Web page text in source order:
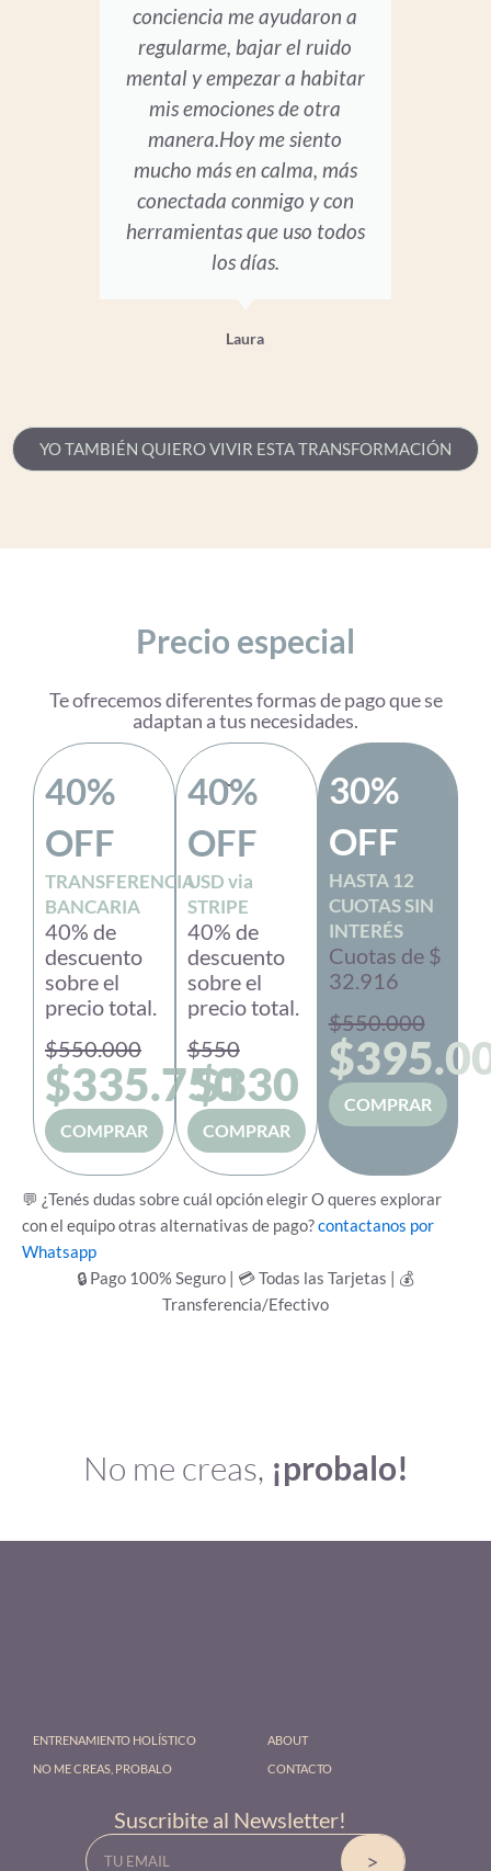
conciencia me ayudaron a
regularme, bajar el ruido
mental y empezar a habitar
mis emociones de otra
manera.Hoy me siento
mucho más en calma, más
conectada conmigo y con
herramientas que uso todos
los días.
Laura
YO TAMBIÉN QUIERO VIVIR ESTA TRANSFORMACIÓN
Precio especial
Te ofrecemos diferentes formas de pago que se
adaptan a tus necesidades.
40%
OFF
TRANSFERENCIA
BANCARIA
40% de
descuento
sobre el
precio total.
$550.000
$335.750
COMPRAR
40%
OFF
USD via
STRIPE
40% de
descuento
sobre el
precio total.
$550
$330
COMPRAR
30%
OFF
HASTA 12
CUOTAS SIN
INTERÉS
Cuotas de $
32.916
$550.000
COMPRAR
💬 ¿Tenés dudas sobre cuál opción elegir O queres explorar
con el equipo otras alternativas de pago?contactanos por
Whatsapp
🔒 Pago 100% Seguro | 💳 Todas las Tarjetas | 💰
Transferencia/Efectivo
No me creas, ¡probalo!
ENTRENAMIENTO HOLÍSTICO
NO ME CREAS, PROBALO
ABOUT
CONTACTO
Suscribite al Newsletter!
Email
>